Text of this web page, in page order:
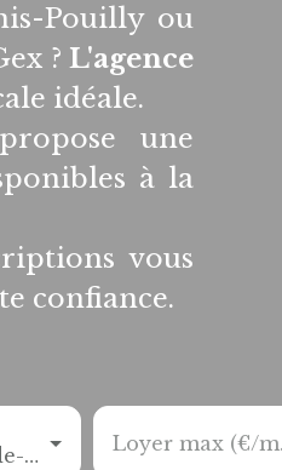
Pouilly ou
? L'agence
idéale.
une
à la
vous
confiance.
Saint-Jean-de-Gonville (01630)